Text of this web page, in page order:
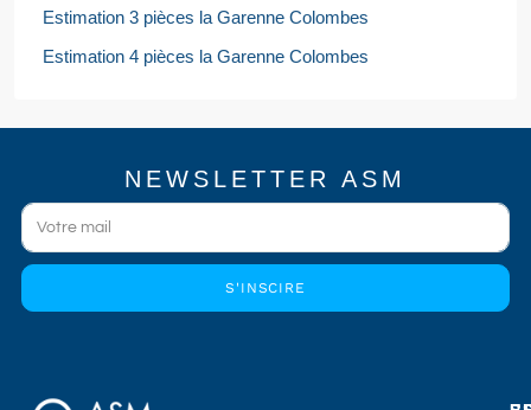
Estimation 3 pièces la Garenne Colombes
Estimation 4 pièces la Garenne Colombes
NEWSLETTER ASM
S'INSCIRE